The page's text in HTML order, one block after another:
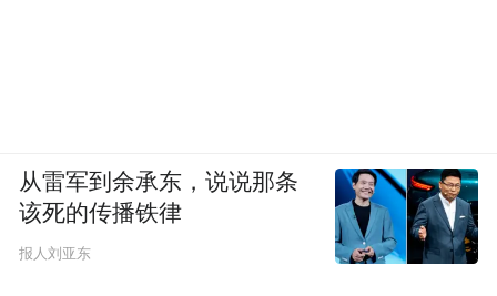
从雷军到余承东，说说那条
该死的传播铁律
报人刘亚东